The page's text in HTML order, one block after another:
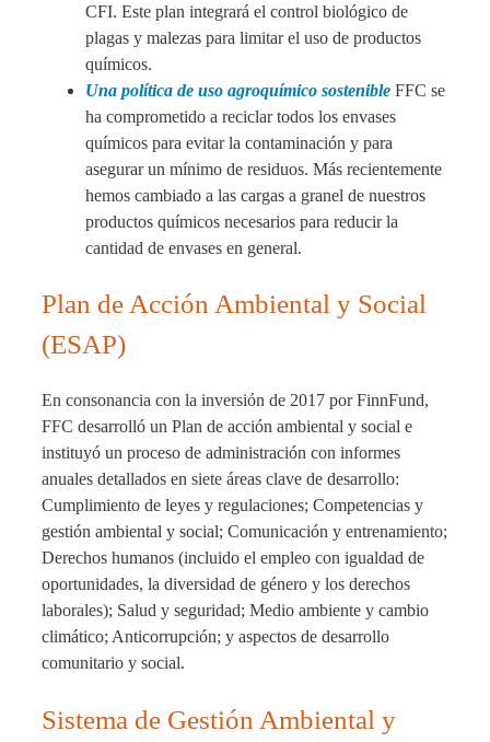
CFI. Este plan integrará el control biológico de
plagas y malezas para limitar el uso de productos
químicos.
Una política de uso agroquímico sostenible FFC se
ha comprometido a reciclar todos los envases
químicos para evitar la contaminación y para
asegurar un mínimo de residuos. Más recientemente
hemos cambiado a las cargas a granel de nuestros
productos químicos necesarios para reducir la
cantidad de envases en general.
Plan de Acción Ambiental y Social
(ESAP)
En consonancia con la inversión de 2017 por FinnFund,
FFC desarrolló un Plan de acción ambiental y social e
instituyó un proceso de administración con informes
anuales detallados en siete áreas clave de desarrollo:
Cumplimiento de leyes y regulaciones; Competencias y
gestión ambiental y social; Comunicación y entrenamiento;
Derechos humanos (incluido el empleo con igualdad de
oportunidades, la diversidad de género y los derechos
laborales); Salud y seguridad; Medio ambiente y cambio
climático; Anticorrupción; y aspectos de desarrollo
comunitario y social.
Sistema de Gestión Ambiental y